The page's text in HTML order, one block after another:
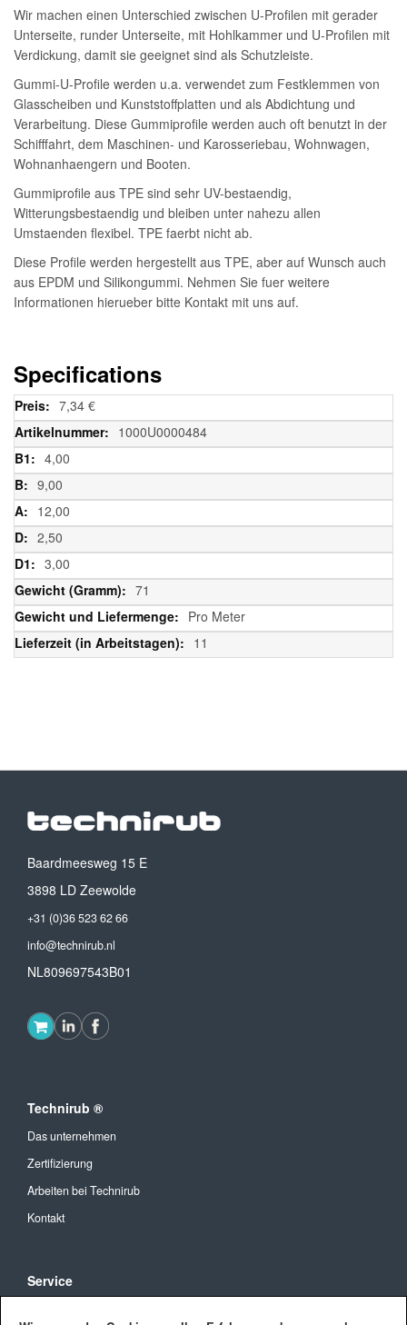
Wir machen einen Unterschied zwischen U-Profilen mit gerader
Unterseite, runder Unterseite, mit Hohlkammer und U-Profilen mit
Verdickung, damit sie geeignet sind als Schutzleiste.
Gummi-U-Profile werden u.a. verwendet zum Festklemmen von
Glasscheiben und Kunststoffplatten und als Abdichtung und
Verarbeitung. Diese Gummiprofile werden auch oft benutzt in der
Schifffahrt, dem Maschinen- und Karosseriebau, Wohnwagen,
Wohnanhaengern und Booten.
Gummiprofile aus TPE sind sehr UV-bestaendig,
Witterungsbestaendig und bleiben unter nahezu allen
Umstaenden flexibel. TPE faerbt nicht ab.
Diese Profile werden hergestellt aus TPE, aber auf Wunsch auch
aus EPDM und Silikongummi. Nehmen Sie fuer weitere
Informationen hierueber bitte Kontakt mit uns auf.
Specifications
Weitere
Informationen
7,34 €
1000U0000484
4,00
9,00
12,00
2,50
3,00
71
Pro Meter
11
Baardmeesweg 15 E
3898 LD Zeewolde
+31 (0)36 523 62 66
info@technirub.nl
NL809697543B01
Technirub ®
Das unternehmen
Zertifizierung
Arbeiten bei Technirub
Kontakt
Service